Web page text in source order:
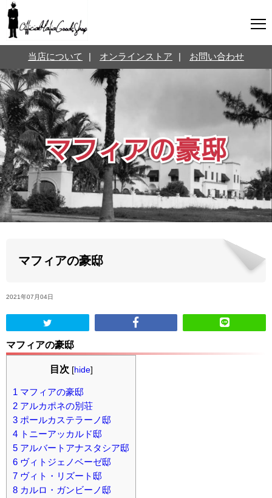
Twitterはこちら @jpmeyerlanskytm
カテゴリ
お知らせ マフィアの小話
三分で学ぶマフィア暗黒史 名言・悩み相談
時事ニュース
ABOUT US
当店の紹介
オンラインストア
お問い合わせ
当店について オンラインストア お問い合わせ
マフィアの豪邸
2021年07月04日
マフィアの豪邸
目次 [hide]
1 マフィアの豪邸
2 アルカポネの別荘
3 ポールカステラーノ邸
4 トニーアッカルド邸
5 アルバートアナスタシア邸
6 ヴィトジェノベーゼ邸
7 ヴィト・リズート邸
8 カルロ・ガンビーノ邸
オンラインストア
お問い合わせ
言葉のお医者さん